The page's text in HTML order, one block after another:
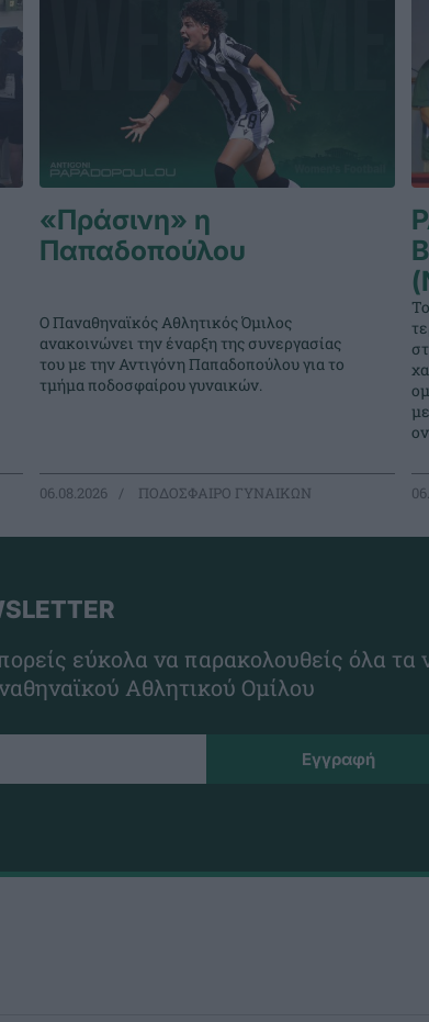
«Πράσινη» η
Παπαδοπούλου
Ο Παναθηναϊκός Αθλητικός Όμιλος
ανακοινώνει την έναρξη της συνεργασίας
του με την Αντιγόνη Παπαδοπούλου για το
τμήμα ποδοσφαίρου γυναικών.
06.08.2026 ΠΟΔΟΣΦΑΙΡΟ ΓΥΝΑΙΚΩΝ
εύκολα να παρακολουθείς όλα τα
Αθλητικού Ομίλου